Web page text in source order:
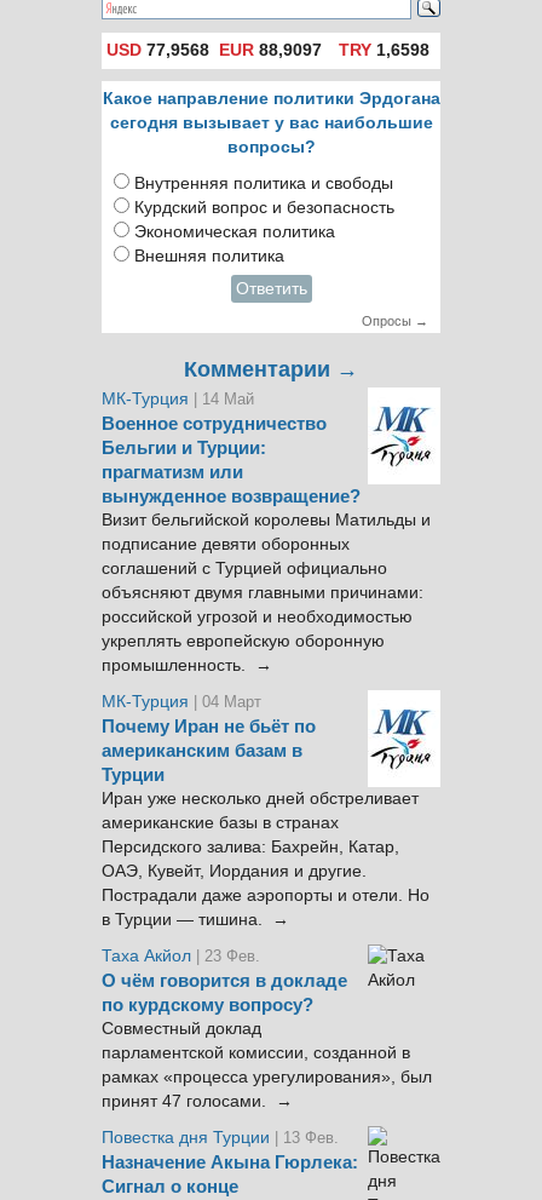
USD 77,9568 EUR 88,9097 TRY1,6598
Какое направление политики Эрдогана
сегодня вызывает у вас наибольшие
вопросы?
Внутренняя политика и свободы
Курдский вопрос и безопасность
Экономическая политика
Внешняя политика
Ответить
Опросы →
Комментарии →
МК-Турция | 14 Май
Военное сотрудничество
Бельгии и Турции:
прагматизм или
вынужденное возвращение?
Визит бельгийской королевы Матильды и
подписание девяти оборонных
соглашений с Турцией официально
объясняют двумя главными причинами:
российской угрозой и необходимостью
укреплять европейскую оборонную
промышленность. →
МК-Турция
| 04 Март
Почему Иран не бьёт по
американским базам в
Турции
Иран уже несколько дней обстреливает
американские базы в странах
Персидского залива: Бахрейн, Катар,
ОАЭ, Кувейт, Иордания и другие.
Пострадали даже аэропорты и отели. Но
в Турции — тишина. →
Таха Акйол | 23 Фев.
О чём говорится в докладе
по курдскому вопросу?
Совместный доклад
парламентской комиссии, созданной в
рамках «процесса урегулирования», был
принят 47 голосами. →
Повестка дня Турции
| 13 Фев.
Назначение Акына Гюрлека:
Сигнал о конце